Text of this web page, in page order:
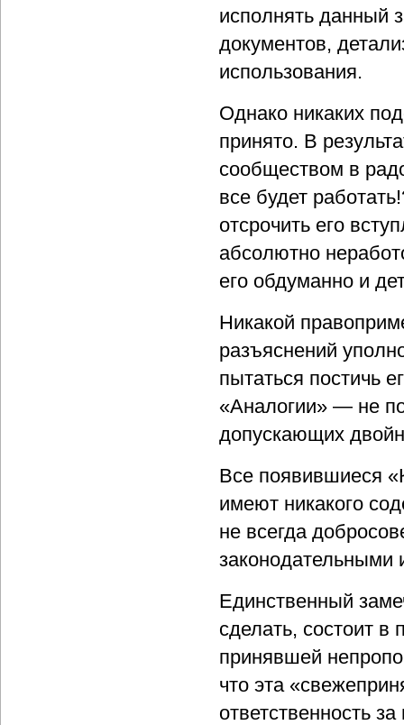
исполнять данный
документов,
использования.
Однако никаких
принято. В
сообществом в
все будет
отсрочить его
абсолютно
его обдуманно и
Никакой
разъяснений
пытаться постичь
«Аналогии» — не
допускающих
Все появившиеся
имеют никакого
не всегда
Единственный
сделать, состоит в
принявшей
что эта
ответственность